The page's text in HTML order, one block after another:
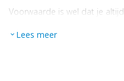
Voorwaarde is wel dat je
Bij iedere bestelling ontvang
expand_more Lees meer